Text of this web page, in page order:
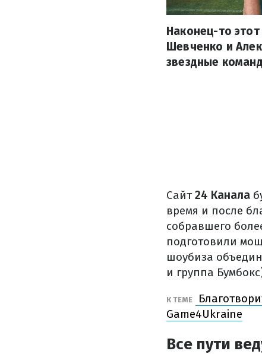
Наконец-то
Шевченко и
звездные
Сайт24 Канала
время и после
собравшего
подготовили
шоубиза
и группа
К ТЕМЕ
Game4Ukraine
Все пути